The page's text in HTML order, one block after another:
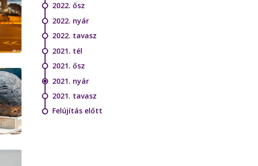
2022. ősz
2022. nyár
2022. tavasz
2021. tél
2021. ősz
2021. nyár
2021. tavasz
Felújítás előtt